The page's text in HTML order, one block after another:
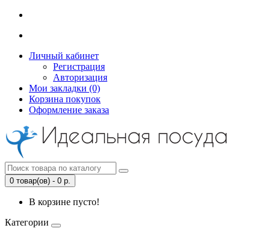
Личный кабинет
Регистрация
Авторизация
Мои закладки (0)
Корзина покупок
Оформление заказа
0 товар(ов) - 0 р.
В корзине пусто!
Категории